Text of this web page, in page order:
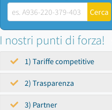
I nostri punti di forza!
1) Tariffe competitive
2) Trasparenza
3) Partner